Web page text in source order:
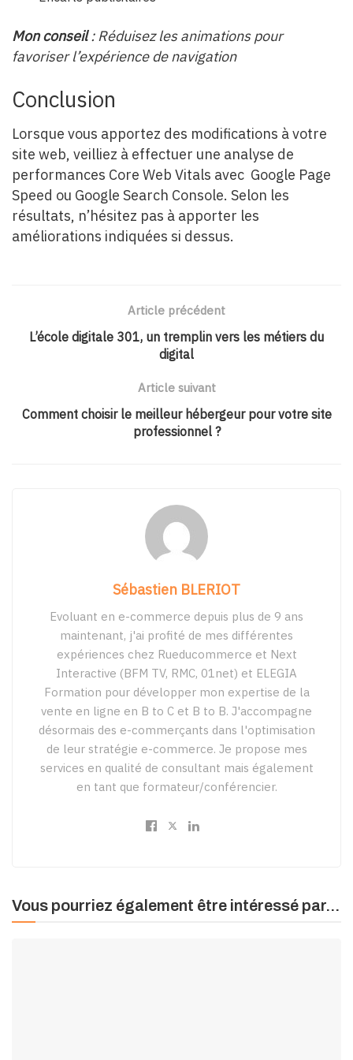
Mon conseil: Réduisez les animations pour
favoriser l’expérience de navigation
Conclusion
Lorsque vous apportez des modifications à votre
site web, veilliez à effectuer une analyse de
performances Core Web Vitals avec Google Page
Speed ou Google Search Console. Selon les
résultats, n’hésitez pas à apporter les
améliorations indiquées si dessus.
Article précédent
L’école digitale 301, un tremplin vers les métiers du
digital
Article suivant
Comment choisir le meilleur hébergeur pour votre site
professionnel ?
Sébastien BLERIOT
Evoluant en e-commerce depuis plus de 9 ans
maintenant, j'ai profité de mes différentes
expériences chez Rueducommerce et Next
Interactive (BFM TV, RMC, 01net) et ELEGIA
Formation pour développer mon expertise de la
vente en ligne en B to C et B to B. J'accompagne
désormais des e-commerçants dans l'optimisation
de leur stratégie e-commerce. Je propose mes
services en qualité de consultant mais également
en tant que formateur/conférencier.
Vous pourriez également être intéressé par...